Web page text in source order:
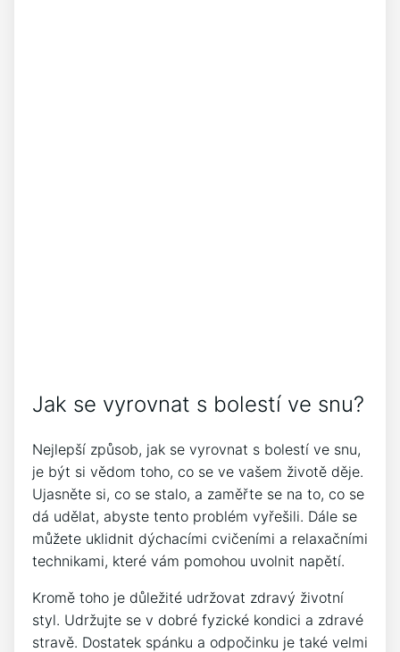
Jak se vyrovnat s bolestí ve snu?
Nejlepší způsob, jak se vyrovnat s bolestí ve snu,
je být si vědom toho, co se ve vašem životě děje.
Ujasněte si, co se stalo, a zaměřte se na to, co se
dá udělat, abyste tento problém vyřešili. Dále se
můžete uklidnit dýchacími cvičeními a relaxačními
technikami, které vám pomohou uvolnit napětí.
Kromě toho je důležité udržovat zdravý životní
styl. Udržujte se v dobré fyzické kondici a zdravé
stravě. Dostatek spánku a odpočinku je také velmi